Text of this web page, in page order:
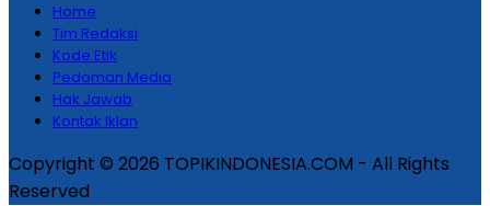
Home
Tim Redaksi
Kode Etik
Pedoman Media
Hak Jawab
Kontak Iklan
Copyright © 2026 TOPIKINDONESIA.COM - All Rights
Reserved